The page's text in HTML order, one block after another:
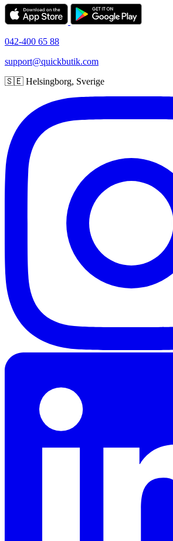
042-400 65 88
support@quickbutik.com
🇸🇪 Helsingborg, Sverige